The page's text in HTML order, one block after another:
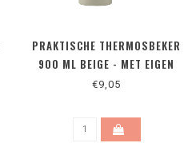
PRAKTISCHE THERMOSBEKER
900 ML BEIGE - MET EIGEN
LOGO MOGELIJK
€9,05